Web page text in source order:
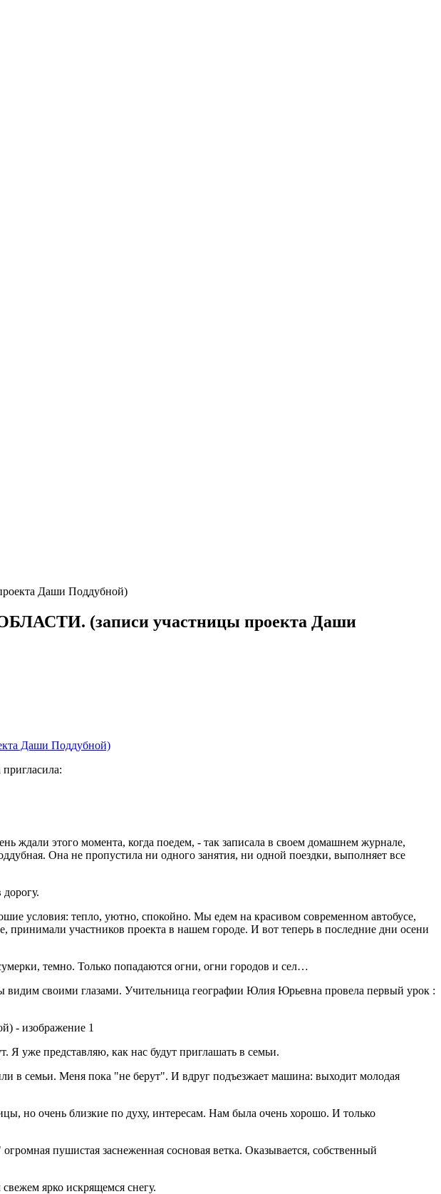
Даши Поддубной)
(записи участницы проекта Даши
этого момента, когда поедем, - так записала в своем домашнем журнале,
Она не пропустила ни одного занятия, ни одной поездки, выполняет все
условия: тепло, уютно, спокойно. Мы едем на красивом современном автобусе,
участников проекта в нашем городе. И вот теперь в последние дни осени
темно. Только попадаются огни, огни городов и сел…
своими глазами. Учительница географии Юлия Юрьевна провела первый урок :
Я уже представляю, как нас будут приглашать в семьи.
в семьи. Меня пока "не берут". И вдруг подъезжает машина: выходит молодая
но очень близкие по духу, интересам. Нам была очень хорошо. И только
пушистая заснеженная сосновая ветка. Оказывается, собственный
ярко искрящемся снегу.